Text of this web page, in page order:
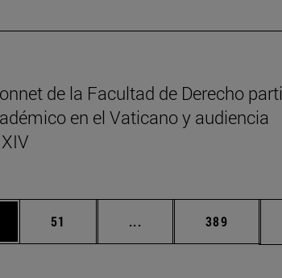
de la Facultad de Derecho
en el Vaticano y audiencia
para desplazarse.
Página
51 ... Páginas intermedias
Página
389